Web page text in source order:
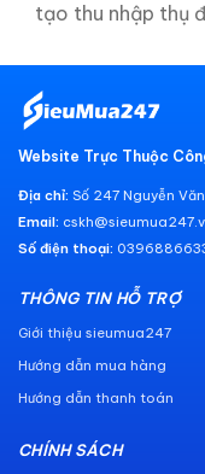
tạo thu nhập thụ
Website Trực Thuộc
Địa chỉ: Số 247 Nguyễn
Email:
Số điện thoại:
THÔNG TIN HỖ TRỢ
Giới thiệu sieumua247
Hướng dẫn mua hàng
Hướng dẫn thanh toán
CHÍNH SÁCH